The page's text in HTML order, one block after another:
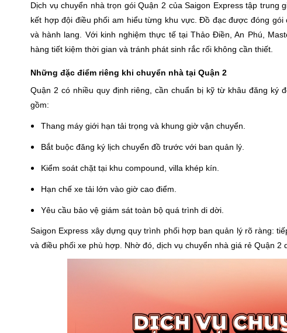
Dịch vụ chuyển nhà trọn gói Quận 2 của Saigon Express tập
kết hợp đội điều phối am hiểu từng khu vực. Đồ đạc được đóng
và hành lang. Với kinh nghiệm thực tế tại Thảo Điền, An Phú,
hàng tiết kiệm thời gian và tránh phát sinh rắc rối không cần thiết.
Những đặc điểm riêng khi chuyển nhà tại Quận 2
Quận 2 có nhiều quy định riêng, cần chuẩn bị kỹ từ khâu đăng
gồm:
Thang máy giới hạn tải trọng và khung giờ vận chuyển.
Bắt buộc đăng ký lịch chuyển đồ trước với ban quản lý.
Kiểm soát chặt tại khu compound, villa khép kín.
Hạn chế xe tải lớn vào giờ cao điểm.
Yêu cầu bảo vệ giám sát toàn bộ quá trình di dời.
Saigon Express xây dựng quy trình phối hợp ban quản lý rõ ràng:
và điều phối xe phù hợp. Nhờ đó, dịch vụ chuyển nhà giá rẻ Quận